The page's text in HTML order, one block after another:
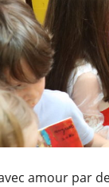
amour par